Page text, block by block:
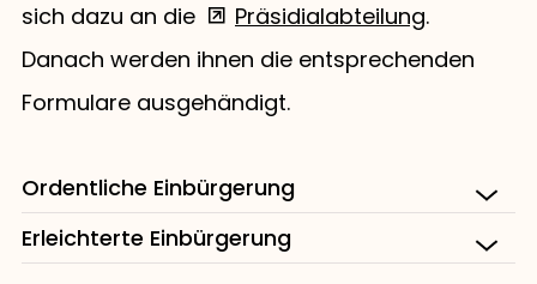
sich dazu an die
Präsidialabteilung.
Danach werden ihnen die entsprechenden
Formulare ausgehändigt.
Ordentliche Einbürgerung
Erleichterte Einbürgerung